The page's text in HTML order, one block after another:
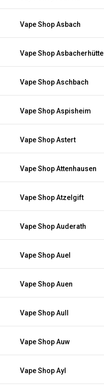
Vape Shop Asbach
Vape Shop Asbacherhütte
Vape Shop Aschbach
Vape Shop Aspisheim
Vape Shop Astert
Vape Shop Attenhausen
Vape Shop Atzelgift
Vape Shop Auderath
Vape Shop Auel
Vape Shop Auen
Vape Shop Aull
Vape Shop Auw
Vape Shop Ayl